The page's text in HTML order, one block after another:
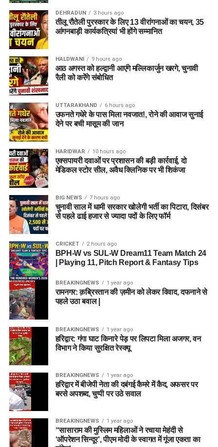
DEHRADUN 3 hours ago
तीलू रौतेली पुरस्कार के लिए 13 वीरांगनाओं का चयन, 35
आंगनबाड़ी कार्यकत्रियां भी होंगे सम्मानित
HALDWANI 9 hours ago
आठ अगस्त को हल्द्वानी आएंगे मल्लिकार्जुन खरगे, चुनावी
रैली को करेंगे संबोधित
UTTARAKHAND 6 hours ago
उफनते गधेरे के पास मिला नवजात!, रोने की आवाज सुनाई
देने पर बची मासूम की जान
HARIDWAR 10 hours ago
एक्सपायरी दवाओं पर प्रशासन की बड़ी कार्रवाई, दो
मेडिकल स्टोर सील, अवैध क्लिनिक पर भी शिकंजा
BIG NEWS 7 hours ago
चुनावी साल में धामी सरकार खोलेगी भर्ती का पिटारा, दिसंबर
से पहले ढाई हजार से ज्यादा पदों के लिए फॉर्म
CRICKET 2 hours ago
BPH-W vs SUL-W Dream11 Team Match 24
| Playing 11, Pitch Report & Fantasy Tips
BREAKINGNEWS 1 year ago
रामनगर: क़ब्रिस्तान की ज़मीन को लेकर विवाद, दफनाने से
पहले उठा बवाल |
BREAKINGNEWS 1 year ago
हरिद्वार: गंगा घाट किनारे पेड़ पर लिपटा मिला अजगर, वन
विभाग ने किया सुरक्षित रेस्क्यू
BREAKINGNEWS 1 year ago
हरिद्वार में बीजेपी नेता की दबंगई कैमरे में कैद, अफसर पर
बरसे अपशब्द, चुप्पी पर उठे सवाल
BREAKINGNEWS 1 year ago
“सासाराम की मुस्लिम महिलाओं ने रचाया मेहंदी से
‘ऑपरेशन सिन्दूर’, पीएम मोदी के स्वागत में गूंजा एकता का